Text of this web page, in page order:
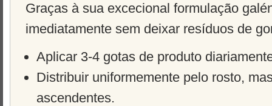
Graças à sua excecional formulação
imediatamente sem deixar resíduos de
Aplicar 3-4 gotas de produto
Distribuir uniformemente pelo rosto,
ascendentes.